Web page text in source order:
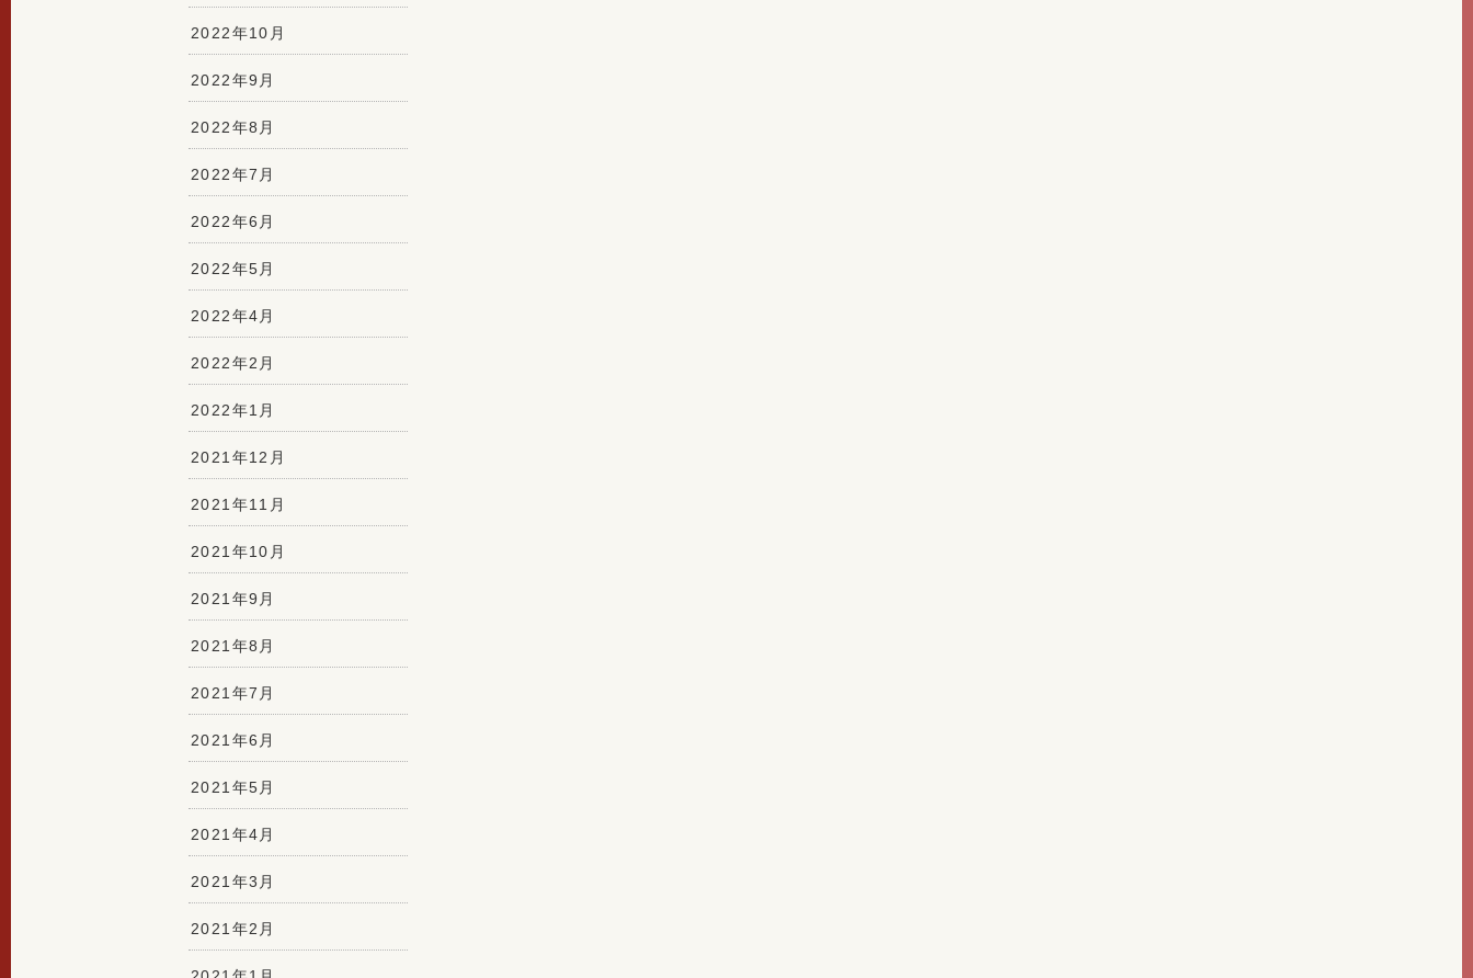
2022年10月
2022年9月
2022年8月
2022年7月
2022年6月
2022年5月
2022年4月
2022年2月
2022年1月
2021年12月
2021年11月
2021年10月
2021年9月
2021年8月
2021年7月
2021年6月
2021年5月
2021年4月
2021年3月
2021年2月